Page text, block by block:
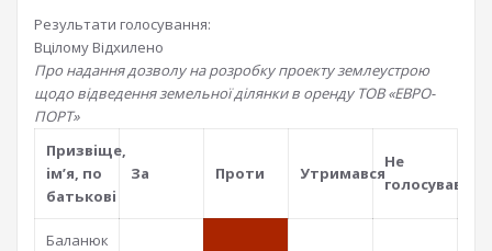
Результати голосування:
Вцілому Відхилено
Про надання дозволу на розробку проекту землеустрою
щодо відведення земельної ділянки в оренду ТОВ «ЕВРО-
ПОРТ»
Призвiще,
iм’я, по
батьковi
За Проти Утримався
Не
голосував
Баланюк